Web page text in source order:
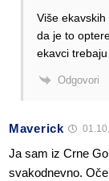
Više
da je to
ekavci
Odgovori
Maverick
Ja sam iz Crne
svakodnevno.